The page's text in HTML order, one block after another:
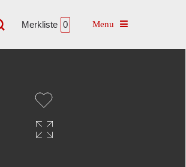
Merkliste 0 Toggle navigation